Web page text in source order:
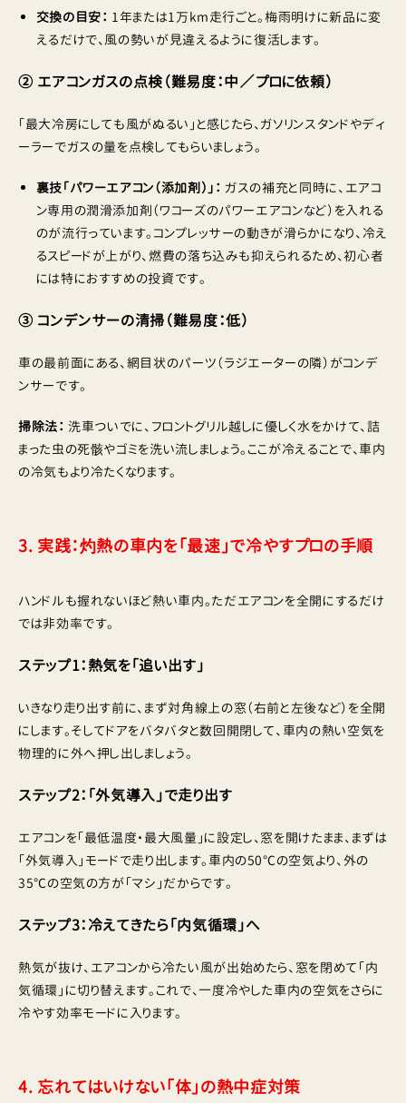
交換の目安： 1年または1万km走行ごと。梅雨明けに新品に変
えるだけで、風の勢いが見違えるように復活します。
② エアコンガスの点検（難易度：中／プロに依頼）
「最大冷房にしても風がぬるい」と感じたら、ガソリンスタンドやディ
ーラーでガスの量を点検してもらいましょう。
裏技「パワーエアコン（添加剤）」： ガスの補充と同時に、エアコ
ン専用の潤滑添加剤（ワコーズのパワーエアコンなど）を入れる
のが流行っています。コンプレッサーの動きが滑らかになり、冷え
るスピードが上がり、燃費の落ち込みも抑えられるため、初心者
には特におすすめの投資です。
③ コンデンサーの清掃（難易度：低）
車の最前面にある、網目状のパーツ（ラジエーターの隣）がコンデ
ンサーです。
掃除法： 洗車ついでに、フロントグリル越しに優しく水をかけて、詰
まった虫の死骸やゴミを洗い流しましょう。ここが冷えることで、車内
の冷気もより冷たくなります。
3. 実践：灼熱の車内を「最速」で冷やすプロの手順
ハンドルも握れないほど熱い車内。ただエアコンを全開にするだけ
では非効率です。
ステップ1：熱気を「追い出す」
いきなり走り出す前に、まず対角線上の窓（右前と左後など）を全開
にします。そしてドアをバタバタと数回開閉して、車内の熱い空気を
物理的に外へ押し出しましょう。
ステップ2：「外気導入」で走り出す
エアコンを「最低温度・最大風量」に設定し、窓を開けたまま、まずは
「外気導入」モードで走り出します。車内の50℃の空気より、外の
35℃の空気の方が「マシ」だからです。
ステップ3：冷えてきたら「内気循環」へ
熱気が抜け、エアコンから冷たい風が出始めたら、窓を閉めて「内
気循環」に切り替えます。これで、一度冷やした車内の空気をさらに
冷やす効率モードに入ります。
4. 忘れてはいけない「体」の熱中症対策